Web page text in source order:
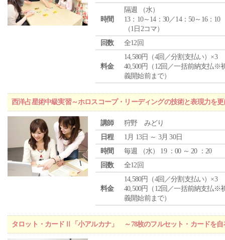
時間
隔週 （水）
13：10～14：30／14：50～16：10
（1日2コマ）
回数
全12回
料金
14,580円（4回／分割支払い）×3
40,500円（12回／一括前納支払※
義開始前まで）
西洋占星術中級実習～ホロスコープ・リーディングの技術と表現力を
講師
狩野 みどり
日程
1月 13日 ～ 3月 30日
時間
毎週 （水） 19 ：00 ～ 20 ：20
回数
全12回
料金
14,580円（4回／分割支払い）×3
40,500円（12回／一括前納支払※
義開始前まで）
タロット・カードⅡ「小アルカナ」 ～78枚のフルセット・カードを自